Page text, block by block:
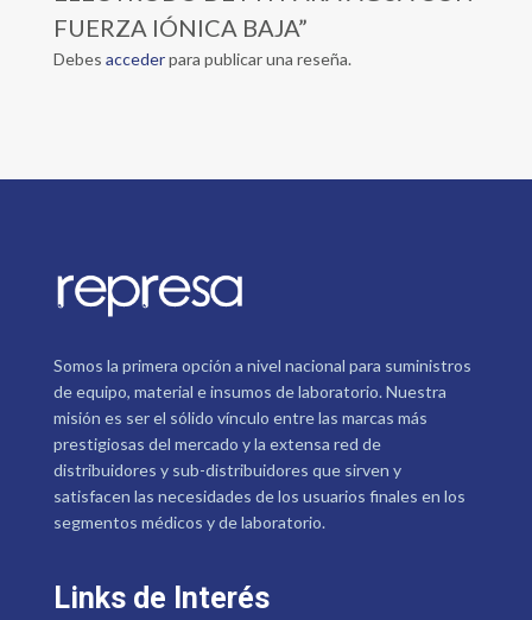
FUERZA IÓNICA BAJA”
Debes accederpara publicar una reseña.
Somos la primera opción a nivel nacional para suministros
de equipo, material e insumos de laboratorio. Nuestra
misión es ser el sólido vínculo entre las marcas más
prestigiosas del mercado y la extensa red de
distribuidores y sub-distribuidores que sirven y
satisfacen las necesidades de los usuarios finales en los
segmentos médicos y de laboratorio.
Links de Interés